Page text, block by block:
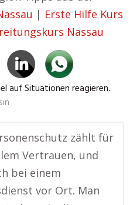
| Erste Hilfe Kurs
Nassau
auf Situationen reagieren.
zählt für
Vertrauen, und
bei einem
vor Ort. Man